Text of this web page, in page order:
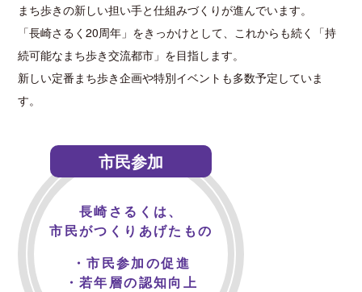
まち歩きの新しい担い手と仕組みづくりが進んでいます。
「長崎さるく20周年」をきっかけとして、これからも続く「持
続可能なまち歩き交流都市」を目指します。
新しい定番まち歩き企画や特別イベントも多数予定していま
す。
市民参加
長崎さるくは、
市民がつくりあげたもの
・市民参加の促進
・若年層の認知向上